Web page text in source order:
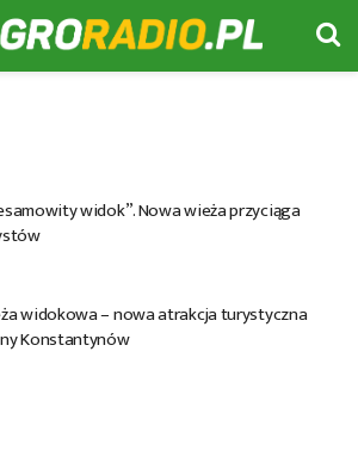
widok”. Nowa wieża przyciąga
widokowa – nowa atrakcja turystyczna
Konstantynów